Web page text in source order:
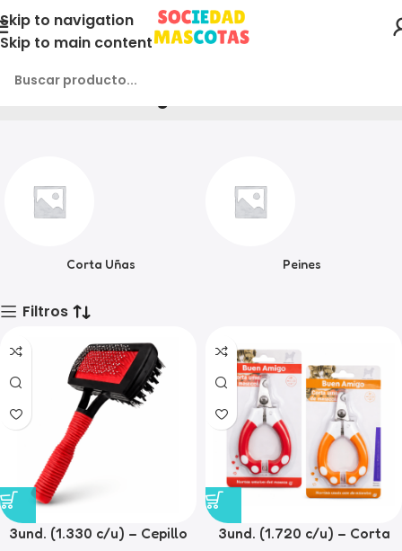
Skip to navigation
Skip to main content
Farmacia e Higiene
Corta Uñas Peines
Filtros
3und. (1.330 c/u) – Cepillo
3und. (1.720 c/u) – Corta